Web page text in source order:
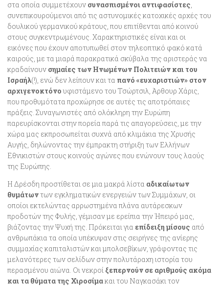
στα οποία συμμετέχουν συνασπισμένοι αντιφασίστες
συνεπικουρούμενοι από τις αστυνομικές κατοχικές αρχές του
δουλικού γερμανικού κράτους, που επιτίθενται από κοινού
στους συγκεντρωμένους. Χαρακτηριστικές είναι και οι
εικόνες που έχουν αποτυπωθεί στον τηλεοπτικό φακό κατά
καιρούς, με τα μιαρά παρακρατικά σκύβαλα της αριστεράς να
κραδαίνουν σημαίες των Ηνωμένων Πολιτειών και του
Ισραήλ(!), ενώ δεν λείπουν και τα πανό «ευχαριστιών» στον
αρχιγενοκτόνουφιστάμενο του Τσώρτσιλ, Άρθουρ Χάρις,
που προθυμότατα προχώρησε σε αυτές τις αποτρόπαιες
πράξεις. Συναγωνιστές από ολόκληρη την Ευρώπη
παρευρίσκονται στην πορεία παρά τις απαγορεύσεις, με την
χώρα μας εκπροσωπείται συχνά από κλιμάκια της Χρυσής
Αυγής, δηλώνοντας την έμπρακτη στήριξη των Ελλήνων
Εθνικιστών στους κοινούς αγώνες που ενώνουν τους λαούς
της Ευρώπης.
Η Δρέσδη προστίθεται σε μια μακρά λίστα αδικαίωτων
θυμάτωντων εγκληματικών ενεργειών των Συμμάχων, οι
οποίοι εκτελώντας αρρωστημένα πλάνα αυτάρεσκων
προδοτών της Φυλής, γέμισαν με ερείπια την Ήπειρό μας,
βιάζοντας την Ψυχή της. Πρόκειται για επίδειξη μίσους από
ανθρωπάκια τα οποία υπέκυψαν στις σειρήνες της ανίερης
συμμαχίας καπιταλιστών και μπολσεβίκων, γράφοντας τις
μελανότερες των σελίδων στην πολυτάραχη ιστορία του
περασμένου αιώνα. Οι νεκροί ξεπερνούν σε αριθμούς ακόμα
και τα θύματα της Χιροσίμακαι του Ναγκασάκι τον